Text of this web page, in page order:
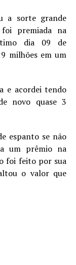
a sorte grande
premiada na
dia 09 de
milhões em um
e acordei tendo
novo quase 3
espanto se não
um prêmio na
foi feito por sua
o valor que